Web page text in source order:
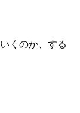
くのか、する